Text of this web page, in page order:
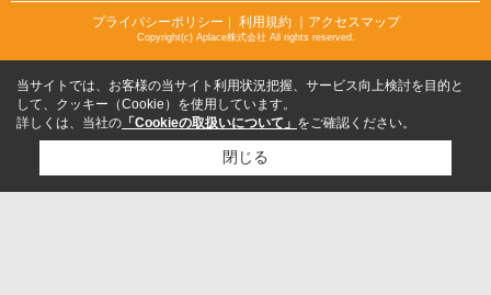
プライバシーポリシー ｜ 利用規約 ｜アクセスマップ
Copyright(c) Aplace株式会社 All rights reserved.
当サイトでは、お客様の当サイト利用状況把握、サービス向上検討を目的と
して、クッキー（Cookie）を使用しています。
詳しくは、当社の 「Cookieの取扱いについて」 をご確認ください。
閉じる